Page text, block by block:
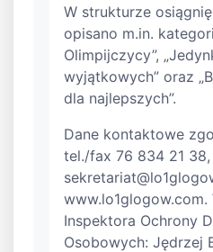
W strukturze
opisano m.in.
Olimpijczycy”,
wyjątkowych” oraz
dla najlepszych”.
Dane kontaktowe
tel./fax 76 834 21 38,
www.lo1glogow.com.
Inspektora Ochrony
Osobowych: Jędrzej